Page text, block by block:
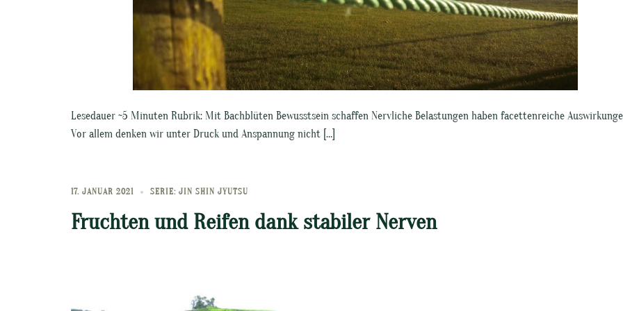
Lesedauer ~5 Minuten Rubrik: Mit Bachblüten Bewusstsein schaffen Nervliche Belastungen haben facettenreiche
Vor allem denken wir unter Druck und Anspannung nicht […]
17. JANUAR 2021 SERIE: JIN SHIN JYUTSU
Fruchten und Reifen dank stabiler Nerven